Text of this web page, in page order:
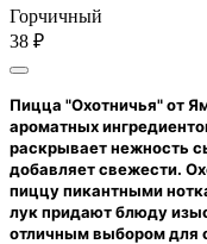
Горчичный
38 ₽
Пицца "Охотничья" от
ароматных
раскрывает нежность
добавляет свежести.
пиццу пикантными
лук придают блюду
отличным выбором для